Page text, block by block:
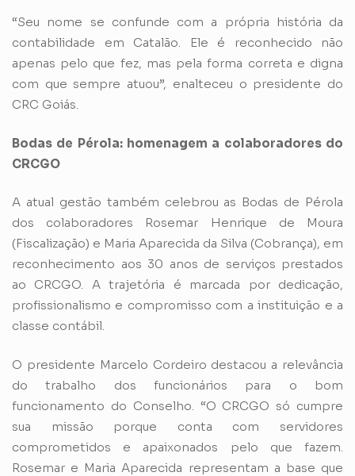
“Seu nome se confunde com a própria história da
contabilidade em Catalão. Ele é reconhecido não
apenas pelo que fez, mas pela forma correta e digna
com que sempre atuou”, enalteceu o presidente do
CRC Goiás.
Bodas de Pérola: homenagem a colaboradores do
CRCGO
A atual gestão também celebrou as Bodas de Pérola
dos colaboradores Rosemar Henrique de Moura
(Fiscalização) e Maria Aparecida da Silva (Cobrança), em
reconhecimento aos 30 anos de serviços prestados
ao CRCGO. A trajetória é marcada por dedicação,
profissionalismo e compromisso com a instituição e a
classe contábil.
O presidente Marcelo Cordeiro destacou a relevância
do trabalho dos funcionários para o bom
funcionamento do Conselho. “O CRCGO só cumpre
sua missão porque conta com servidores
comprometidos e apaixonados pelo que fazem.
Rosemar e Maria Aparecida representam a base que